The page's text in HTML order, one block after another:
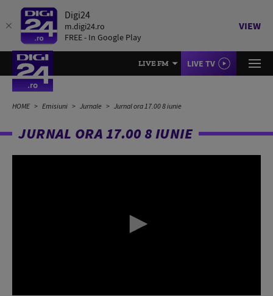
Digi24
m.digi24.ro
FREE - In Google Play
VIEW
LIVE FM LIVE TV
HOME Emisiuni Jurnale Jurnal ora 17.00 8 iunie
JURNAL ORA 17.00 8 IUNIE